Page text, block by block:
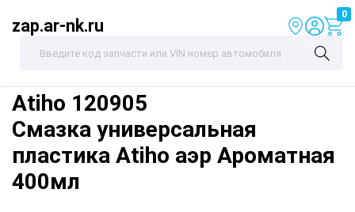
zap.ar-nk.ru
0
Atiho 120905
Смазка универсальная
пластика Atiho аэр Ароматная
400мл